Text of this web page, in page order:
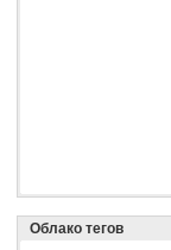
Облако тегов